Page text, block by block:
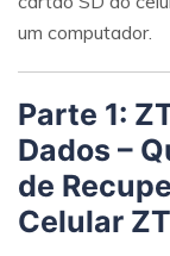
um computador.
Parte 1:
Dados –
de
Celular